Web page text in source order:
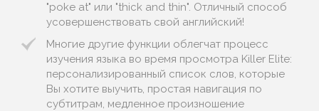
"poke at" или "thick and thin". Отличный способ
усовершенствовать свой английский!
Многие другие функции облегчат процесс
изучения языка во время просмотра Killer Elite:
персонализированный список слов, которые
Вы хотите выучить, простая навигация по
субтитрам, медленное произношение